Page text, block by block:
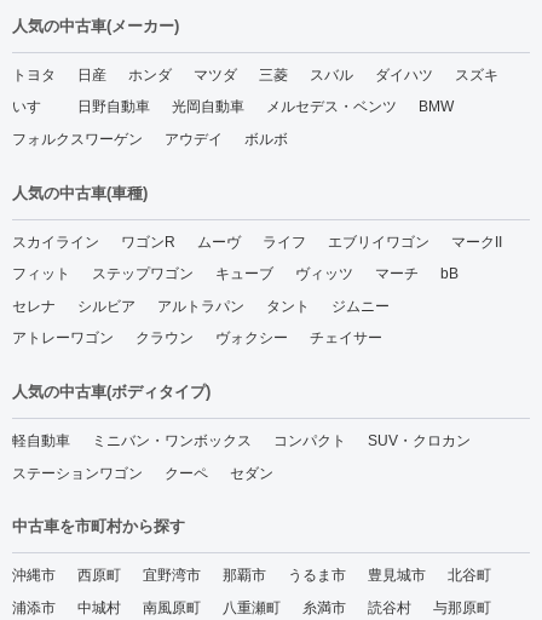
人気の中古車(メーカー)
トヨタ 日産 ホンダ マツダ 三菱 スバル ダイハツ
スズキ
いすゞ
日野自動車 光岡自動車 メルセデス・ベンツ
BMW
フォルクスワーゲン
アウデイ ボルボ
人気の中古車(車種)
スカイライン ワゴンR ムーヴ ライフ エブリイワゴン
マークII
フィット
ステップワゴン キューブ ヴィッツ マーチ
bB
セレナ
シルビア アルトラパン タント
ジムニー
アトレーワゴン
クラウン ヴォクシー チェイサー
人気の中古車(ボディタイプ)
軽自動車 ミニバン・ワンボックス コンパクト
SUV・クロカン
ステーションワゴン
クーペ セダン
中古車を市町村から探す
沖縄市 西原町 宜野湾市 那覇市 うるま市 豊見城市
北谷町
浦添市
中城村 南風原町 八重瀬町 糸満市 読谷村
与那原町